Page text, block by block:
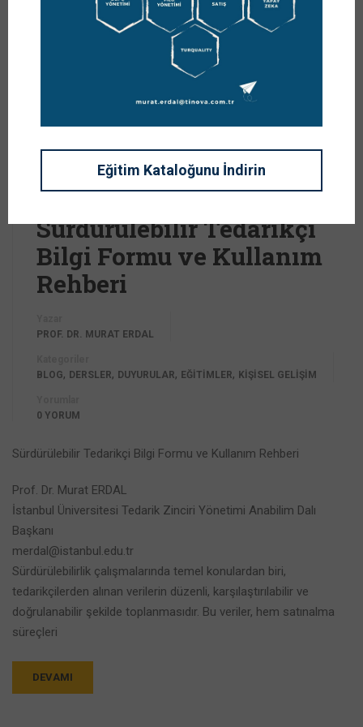
06
Sürdürülebilir Tedarikçi
Bilgi Formu ve Kullanım
Rehberi
PROF. DR. MURAT ERDAL
BLOG, DERSLER, DUYURULAR, EĞİTİMLER, KİŞİSEL GELİŞİM
0 YORUM
Sürdürülebilir Tedarikçi Bilgi Formu ve Kullanım Rehberi
Prof. Dr. Murat ERDAL
İstanbul Üniversitesi Tedarik Zinciri Yönetimi Anabilim Dalı
Başkanı
merdal@istanbul.edu.tr
Sürdürülebilirlik çalışmalarında temel konulardan biri,
tedarikçilerden alınan verilerin düzenli, karşılaştırılabilir ve
doğrulanabilir şekilde toplanmasıdır. Bu veriler, hem satınalma
süreçleri
DEVAMI
Eğitim Kataloğunu İndirin